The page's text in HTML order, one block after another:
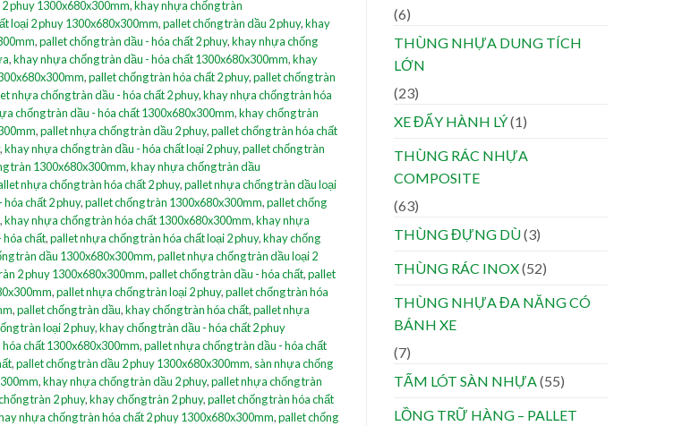
phuy 1300x680x300mm,khay nhựa chống tràn
loại 2 phuy 1300x680x300mm,pallet chống tràn dầu 2 phuy,khay
,pallet chống tràn dầu - hóa chất 2 phuy,khay nhựa chống
,khay nhựa chống tràn dầu - hóa chất 1300x680x300mm,khay
,pallet chống tràn hóa chất 2 phuy,pallet chống tràn
nhựa chống tràn dầu - hóa chất 2 phuy,khay nhựa chống tràn hóa
chống tràn dầu - hóa chất 1300x680x300mm,khay chống tràn
,pallet nhựa chống tràn dầu 2 phuy,pallet chống tràn hóa chất
,khay nhựa chống tràn dầu - hóa chất loại 2 phuy,pallet chống tràn
tràn 1300x680x300mm,khay nhựa chống tràn dầu
nhựa chống tràn hóa chất 2 phuy,pallet nhựa chống tràn dầu loại
chất 2 phuy,pallet chống tràn 1300x680x300mm,pallet chống
,khay nhựa chống tràn hóa chất 1300x680x300mm,khay nhựa
hóa chất,pallet nhựa chống tràn hóa chất loại 2 phuy,khay chống
tràn dầu 1300x680x300mm,pallet nhựa chống tràn dầu loại 2
2 phuy 1300x680x300mm,pallet chống tràn dầu - hóa chất,pallet
,pallet nhựa chống tràn loại 2 phuy,pallet chống tràn hóa
,pallet chống tràn dầu,khay chống tràn hóa chất,pallet nhựa
tràn loại 2 phuy,khay chống tràn dầu - hóa chất 2 phuy
chất 1300x680x300mm,pallet nhựa chống tràn dầu - hóa chất
,pallet chống tràn dầu 2 phuy 1300x680x300mm, sàn nhựa chống
,khay nhựa chống tràn dầu 2 phuy,pallet nhựa chống tràn
tràn 2 phuy,khay chống tràn 2 phuy,pallet chống tràn hóa chất
nhựa chống tràn hóa chất 2 phuy 1300x680x300mm,pallet chống
(6)
THÙNG NHỰA DUNG TÍCH
LỚN
(23)
XE ĐẨY HÀNH LÝ(1)
THÙNG RÁC NHỰA
COMPOSITE
(63)
THÙNG ĐỰNG DÙ(3)
THÙNG RÁC INOX(52)
THÙNG NHỰA ĐA NĂNG CÓ
BÁNH XE
(7)
TẤM LÓT SÀN NHỰA(55)
LỒNG TRỮ HÀNG – PALLET